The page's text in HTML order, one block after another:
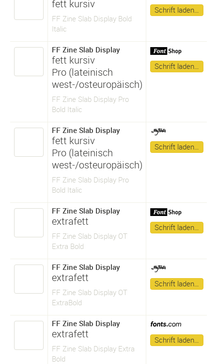
fett kursiv
FF Zine Slab Display Bold
Italic
Schrift laden…
FF Zine Slab Display
fett kursiv
Pro (lateinisch
west-/osteuropäisch)
FF Zine Slab Display Pro
Bold Italic
Schrift laden…
FF Zine Slab Display
fett kursiv
Pro (lateinisch
west-/osteuropäisch)
FF Zine Slab Display Pro
Bold Italic
Schrift laden…
FF Zine Slab Display
extrafett
FF Zine Slab Display OT
Extra Bold
Schrift laden…
FF Zine Slab Display
extrafett
FF Zine Slab Display OT
ExtraBold
Schrift laden…
FF Zine Slab Display
extrafett
FF Zine Slab Display Extra
Bold
Schrift laden…